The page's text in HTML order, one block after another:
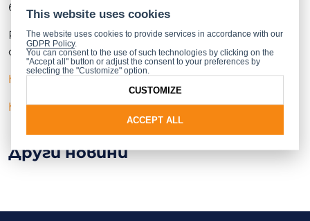
бъдещето на модерната архитектура.
Разгледайте пълната гама алуминиеви
слънцезащитни системи от Selt и Aluprof:
https://www.sunprotect.aluprof.com/
https://selt.com/
Други новини
This website uses cookies
The website uses cookies to provide services in accordance with our
GDPR Policy.
You can consent to the use of such technologies by clicking on the
"Accept all" button or adjust the consent to your preferences by
selecting the "Customize" option.
ACCEPT ALL
CUSTOMIZE